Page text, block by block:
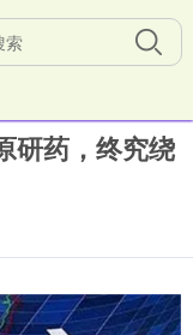
研药，终究绕